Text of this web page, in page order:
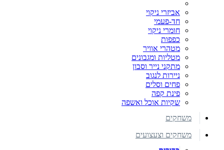
אביזרי ניקוי
חד-פעמי
חומרי ניקוי
כפפות
מטהרי אוויר
מטליות ומגבונים
מתקני נייר וסבון
ניירות לנגוב
פחים וסלים
פינת קפה
שקיות אוכל ואשפה
משחקים
משחקים וצעצועים